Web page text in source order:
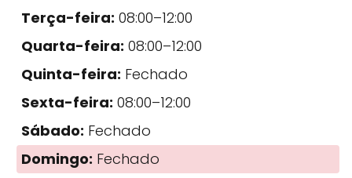
Terça-feira: 08:00–12:00
Quarta-feira: 08:00–12:00
Quinta-feira: Fechado
Sexta-feira: 08:00–12:00
Sábado: Fechado
Domingo: Fechado